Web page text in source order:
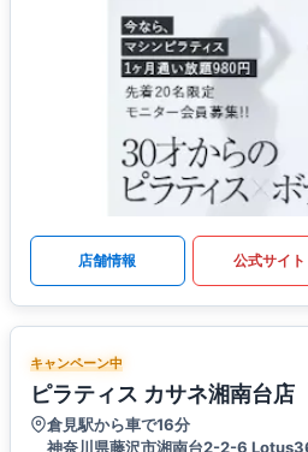
店舗情報 公式サイト
キャンペーン中
ピラティス カサネ湘南台店
倉見駅から車で16分
神奈川県藤沢市湘南台2-2-6